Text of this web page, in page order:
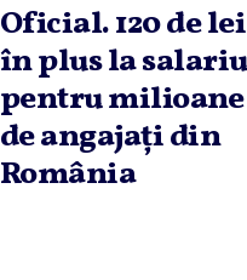
Oficial. 120 de lei
în plus la salariu
pentru milioane
de angajaţi din
România